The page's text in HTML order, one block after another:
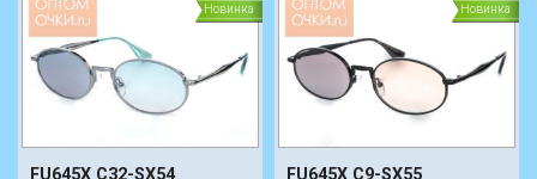
Новинка
FU645X C32-SX54
Новинка
FU645X C9-SX55